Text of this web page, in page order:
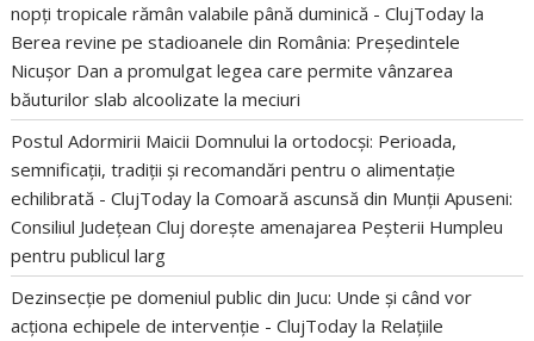
nopți tropicale rămân valabile până duminică - ClujToday la
Berea revine pe stadioanele din România: Președintele
Nicușor Dan a promulgat legea care permite vânzarea
băuturilor slab alcoolizate la meciuri
Postul Adormirii Maicii Domnului la ortodocși: Perioada,
semnificații, tradiții și recomandări pentru o alimentație
echilibrată - ClujToday laComoară ascunsă din Munții Apuseni:
Consiliul Județean Cluj dorește amenajarea Peșterii Humpleu
pentru publicul larg
Dezinsecție pe domeniul public din Jucu: Unde și când vor
acționa echipele de intervenție - ClujToday la Relațiile